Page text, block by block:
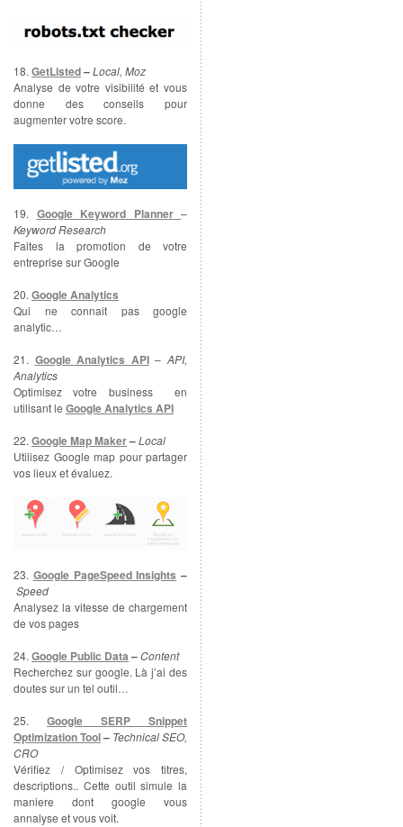
18. GetListed–Local, Moz
Analyse de votre visibilité et vous
donne des conseils pour
augmenter votre score.
19. Google Keyword Planner –
Keyword Research
Faites la promotion de votre
entreprise sur Google
20. Google Analytics
Qui ne connait pas google
analytic…
21. Google Analytics API–API,
Analytics
Optimisez votre business en
utilisant le Google Analytics API
22. Google Map Maker–Local
Utilisez Google map pour partager
vos lieux et évaluez.
23. Google PageSpeed Insights –
Speed
Analysez la vitesse de chargement
de vos pages
24. Google Public Data –Content
Recherchez sur google. Là j’ai des
doutes sur un tel outil…
25. Google SERP Snippet
Optimization Tool– Technical SEO,
CRO
Vérifiez / Optimisez vos titres,
descriptions.. Cette outil simule la
maniere dont google vous
annalyse et vous voit.